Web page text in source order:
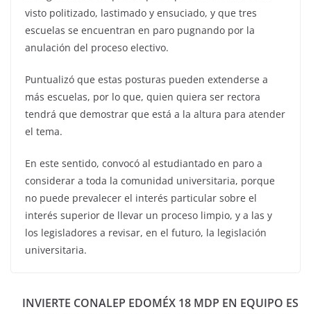
visto politizado, lastimado y ensuciado, y que tres
escuelas se encuentran en paro pugnando por la
anulación del proceso electivo.
Puntualizó que estas posturas pueden extenderse a
más escuelas, por lo que, quien quiera ser rectora
tendrá que demostrar que está a la altura para atender
el tema.
En este sentido, convocó al estudiantado en paro a
considerar a toda la comunidad universitaria, porque
no puede prevalecer el interés particular sobre el
interés superior de llevar un proceso limpio, y a las y
los legisladores a revisar, en el futuro, la legislación
universitaria.
INVIERTE CONALEP EDOMÉX 18 MDP EN EQUIPO ES